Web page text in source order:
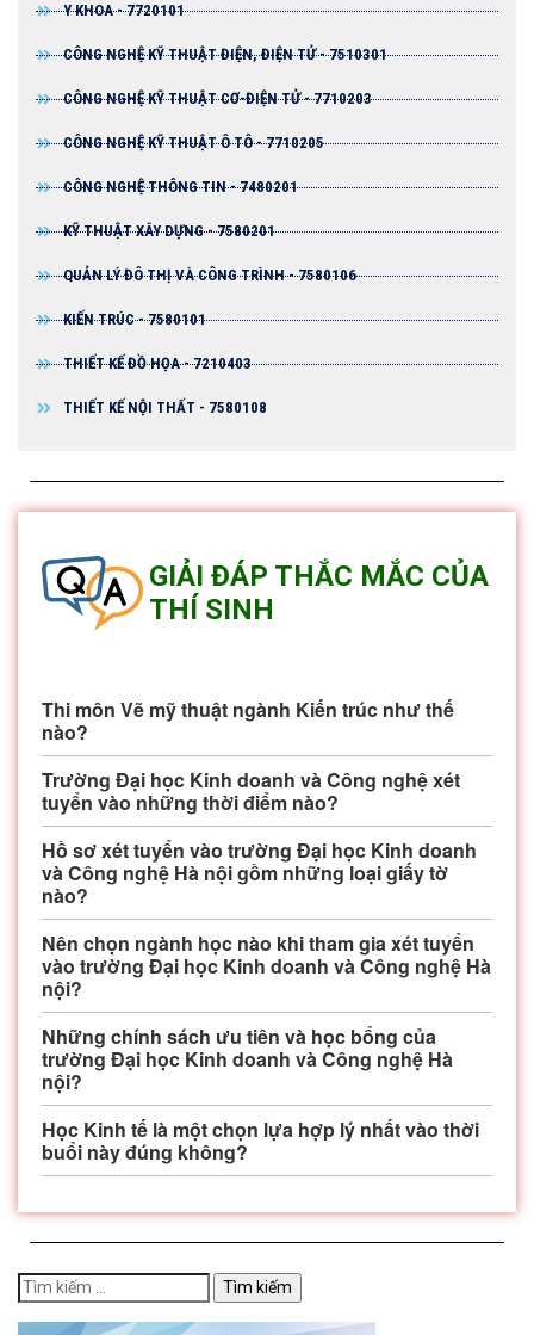
Y KHOA - 7720101
CÔNG NGHỆ KỸ THUẬT ĐIỆN, ĐIỆN TỬ - 7510301
CÔNG NGHỆ KỸ THUẬT CƠ-ĐIỆN TỬ - 7710203
CÔNG NGHỆ KỸ THUẬT Ô TÔ - 7710205
CÔNG NGHỆ THÔNG TIN - 7480201
KỸ THUẬT XÂY DỰNG - 7580201
QUẢN LÝ ĐÔ THỊ VÀ CÔNG TRÌNH - 7580106
KIẾN TRÚC - 7580101
THIẾT KẾ ĐỒ HỌA - 7210403
THIẾT KẾ NỘI THẤT - 7580108
GIẢI ĐÁP THẮC MẮC CỦA
THÍ SINH
Thi môn Vẽ mỹ thuật ngành Kiến trúc như thế
nào?
Trường Đại học Kinh doanh và Công nghệ xét
tuyển vào những thời điểm nào?
Hồ sơ xét tuyển vào trường Đại học Kinh doanh
và Công nghệ Hà nội gồm những loại giấy tờ
nào?
Nên chọn ngành học nào khi tham gia xét tuyển
vào trường Đại học Kinh doanh và Công nghệ Hà
nội?
Những chính sách ưu tiên và học bổng của
trường Đại học Kinh doanh và Công nghệ Hà
nội?
Học Kinh tế là một chọn lựa hợp lý nhất vào thời
buổi này đúng không?